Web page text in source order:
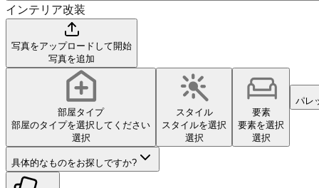
インテリア改装
写真をアップロードして開始
写真を追加
部屋タイプ
部屋のタイプを選択してください
選択
スタイル
スタイルを選択
選択
要素
要素を選択
選択
パレ
具体的なものをお探しですか?